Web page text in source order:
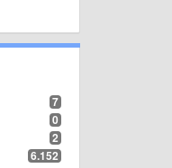
7
0
2
6.152